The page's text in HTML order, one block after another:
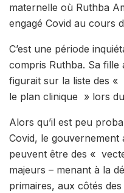
maternelle où Ruthba
engagé Covid au cours
C’est une période
compris Ruthba. Sa fille
figurait sur la liste des
le plan clinique » lors
Alors qu’il est peu
Covid, le gouvernement
peuvent être des «
majeurs – menant à la
primaires, aux côtés